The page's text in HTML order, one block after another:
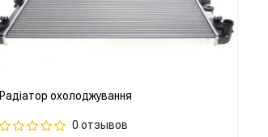
Радіатор охолоджування
0 отзывов